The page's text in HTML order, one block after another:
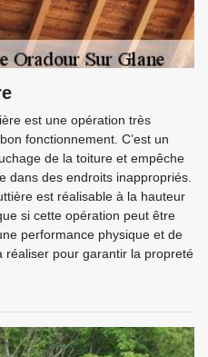
est une opération très
fonctionnement. C’est un
de la toiture et empêche
dans des endroits inappropriés.
est réalisable à la hauteur
si cette opération peut être
performance physique et de
réaliser pour garantir la propreté